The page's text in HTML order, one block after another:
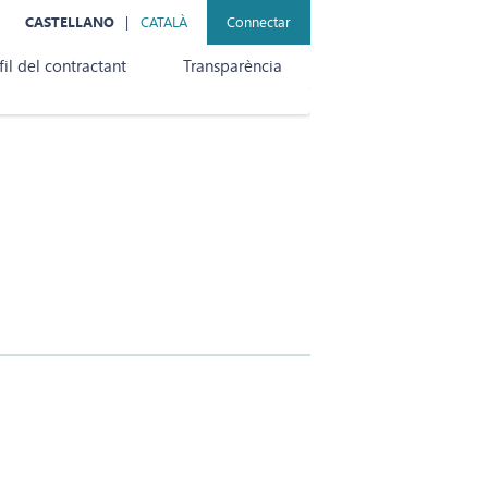
Connectar
CASTELLANO CATALÀ
del contractant Transparència